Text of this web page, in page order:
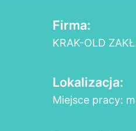
Firma:
KRAK-OLD
Lokalizacja:
Miejsce pracy: